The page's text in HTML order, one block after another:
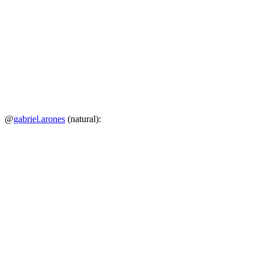
@gabriel.arones (natural):